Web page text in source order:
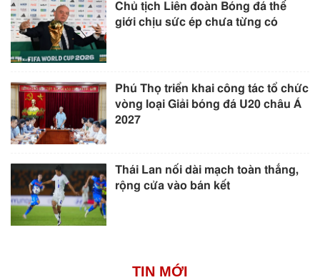
Chủ tịch Liên đoàn Bóng đá thế
giới chịu sức ép chưa từng có
Phú Thọ triển khai công tác tổ chức
vòng loại Giải bóng đá U20 châu Á
2027
Thái Lan nối dài mạch toàn thắng,
rộng cửa vào bán kết
TIN MỚI